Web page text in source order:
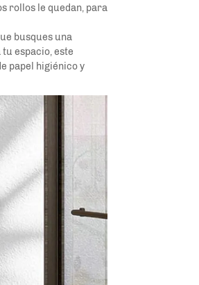
rollos le quedan, para
busques una
espacio, este
papel higiénico y